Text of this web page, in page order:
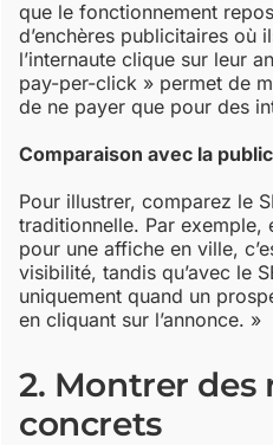
que le fonctionnement
d’enchères publicitaires où
l’internaute clique sur leur
pay-per-click » permet de
de ne payer que pour des
Comparaison avec la
Pour illustrer, comparez le
traditionnelle. Par exemple,
pour une affiche en ville,
visibilité, tandis qu’avec le
uniquement quand un
en cliquant sur l’annonce. »
2. Montrer des
concrets